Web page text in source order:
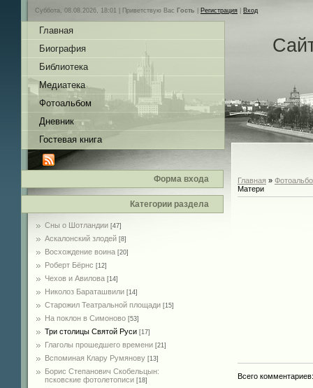
Суббота, 08.08.2026, 18:01 | Приветствую Вас Гость Регистрация Вход
Главная
Биография
Библиотека
Медиатека
Фотоальбом
Дневник
Гостевая книга
Форма входа
Категории раздела
Сны о Шотландии [47]
Аскалонский злодей [8]
Восхождение воина [20]
Роберт Бёрнс [12]
Чехов и Авилова [14]
Николоз Бараташвили [14]
Cтарожил Театральной площади [15]
На поклон в Симоново [53]
Три столицы Святой Руси [17]
Глаголы прошедшего времени [21]
Вспоминая Клару Румянову [13]
Борис Степанович Скобельцын:
псковские фотолетописи [18]
Главная »
Матери
Всего комментариев